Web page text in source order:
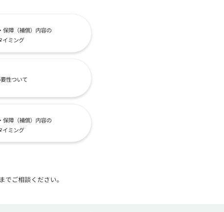
保障（補償）内容の
イミング
性ついて
保障（補償）内容の
イミング
ご相談ください。